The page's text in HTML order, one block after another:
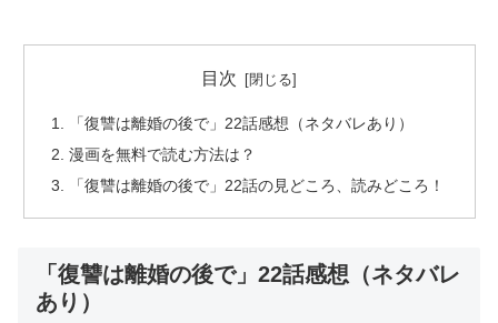
目次
「復讐は離婚の後で」22話感想（ネタバレあり）
漫画を無料で読む方法は？
「復讐は離婚の後で」22話の見どころ、読みどころ！
「復讐は離婚の後で」22話感想（ネタバレ
あり）